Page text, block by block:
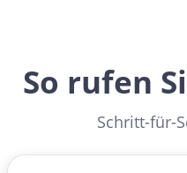
So rufen
Schritt-für-